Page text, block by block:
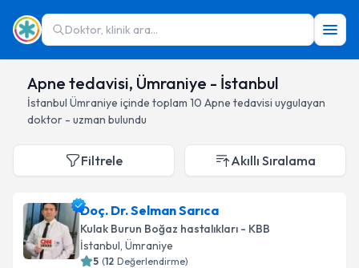
Doktor, klinik ara...
Apne tedavisi, Ümraniye - İstanbul
İstanbul Ümraniye içinde toplam 10 Apne tedavisi uygulayan
doktor - uzman bulundu
Filtrele Akıllı Sıralama
Doç. Dr. Selman Sarıca
Kulak Burun Boğaz hastalıkları - KBB
İstanbul, Ümraniye
5 (12 Değerlendirme)